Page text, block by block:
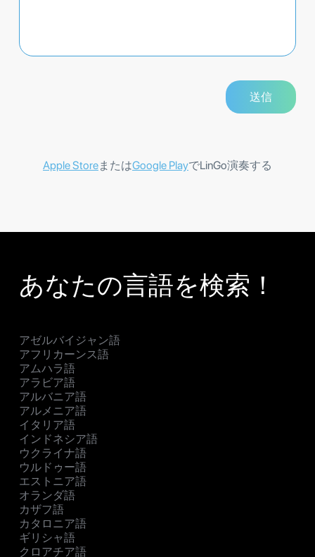
Apple StoreまたはGoogle PlayでLinGo演奏する
あなたの言語を検索！
アゼルバイジャン語
アフリカーンス語
アムハラ語
アラビア語
アルバニア語
アルメニア語
イタリア語
インドネシア語
ウクライナ語
ウルドゥー語
エストニア語
オランダ語
カザフ語
カタロニア語
ギリシャ語
クロアチア語